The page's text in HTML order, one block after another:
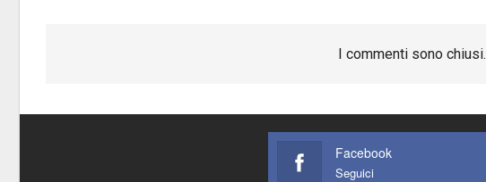
I commenti sono chiusi.
Facebook
Seguici